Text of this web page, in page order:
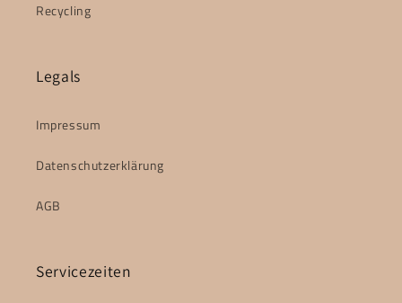
Recycling
Legals
Impressum
Datenschutzerklärung
AGB
Servicezeiten